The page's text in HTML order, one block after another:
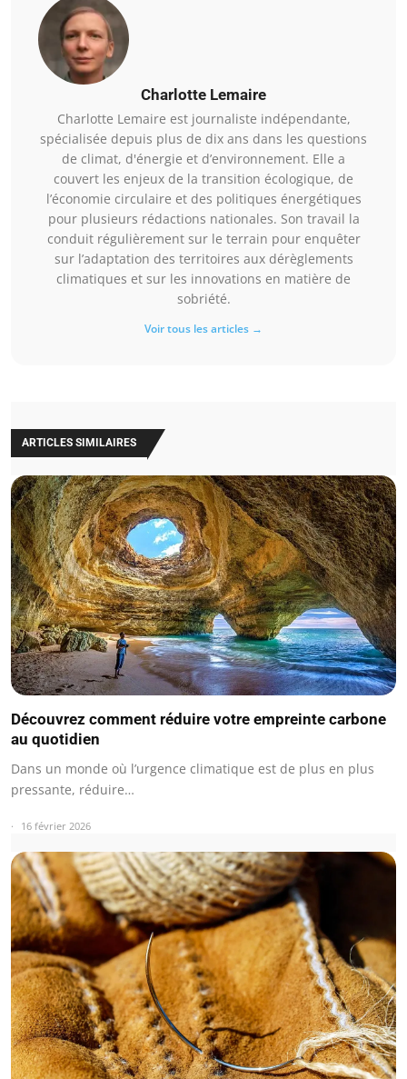
Charlotte Lemaire
Charlotte Lemaire est journaliste indépendante,
spécialisée depuis plus de dix ans dans les questions
de climat, d'énergie et d’environnement. Elle a
couvert les enjeux de la transition écologique, de
l’économie circulaire et des politiques énergétiques
pour plusieurs rédactions nationales. Son travail la
conduit régulièrement sur le terrain pour enquêter
sur l’adaptation des territoires aux dérèglements
climatiques et sur les innovations en matière de
sobriété.
Voir tous les articles →
ARTICLES SIMILAIRES
Découvrez comment réduire votre empreinte carbone
au quotidien
Dans un monde où l’urgence climatique est de plus en plus
pressante, réduire…
16 février 2026